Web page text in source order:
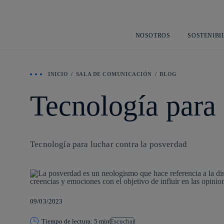
NOSOTROS
INICIO SALA DE COMUNICACIÓN BLOG
Tecnología
Tecnología para luchar contra la posverdad
09/03/2023
Tiempo de lectura: 5 minEscuchar